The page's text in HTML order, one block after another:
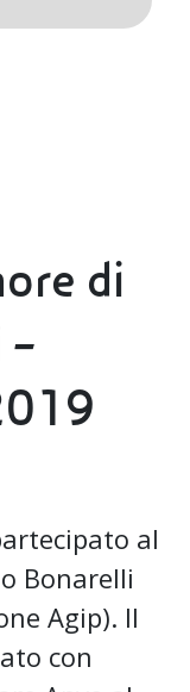
di
al
Bonarelli
Agip). Il
con